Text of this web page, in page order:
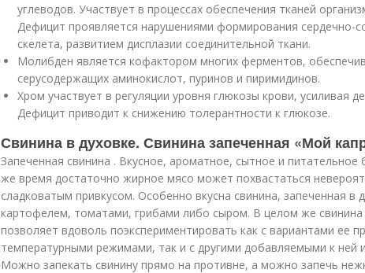
углеводов. Участвует в процессах обеспечения тканей
Дефицит проявляется нарушениями формирования сердечно-
скелета, развитием дисплазии соединительной ткани.
Молибден является кофактором многих ферментов,
серусодержащих аминокислот, пуринов и пиримидинов.
Хром участвует в регуляции уровня глюкозы крови, усиливая
Дефицит приводит к снижению толерантности к глюкозе.
Свинина в духовке. Свинина запеченная «Мой
Запеченная свинина . Вкусное, ароматное, сытное и
же время достаточно жирное мясо может похвастаться
сладковатым привкусом. Особенно вкусна свинина, запеченная в
картофелем, томатами, грибами либо сыром. В целом же
позволяет вдоволь поэкспериментировать как с вариантами ее
температурными режимами, так и с другими добавляемыми к ней
Можно запекать свинину прямо на противне, а можно запечь